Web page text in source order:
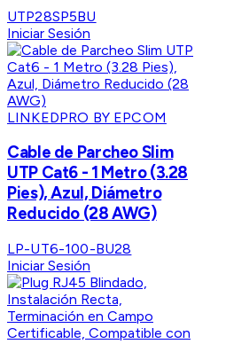
UTP28SP5BU
Iniciar Sesión
LINKEDPRO BY EPCOM
Cable de Parcheo Slim
UTP Cat6 - 1 Metro (3.28
Pies), Azul, Diámetro
Reducido (28 AWG)
LP-UT6-100-BU28
Iniciar Sesión